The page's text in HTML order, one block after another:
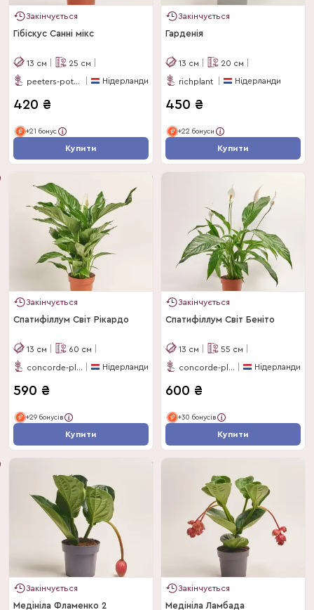
Закінчується
Гібіскус Санні мікс
13 см 25 см
peeters-potplanten-bv Нідерланди
420 ₴
+21 бонус
Купити
Закінчується
Гарденія
13 см 20 см
richplant Нідерланди
450 ₴
+22 бонуси
Купити
Закінчується
Спатифіллум Світ Рікардо
13 см 60 см
concorde-plants Нідерланди
590 ₴
+29 бонусів
Купити
Закінчується
Спатифіллум Світ Беніто
13 см 55 см
concorde-plants Нідерланди
600 ₴
+30 бонусів
Купити
Закінчується
Медініла Фламенко 2
Закінчується
Медініла Ламбада